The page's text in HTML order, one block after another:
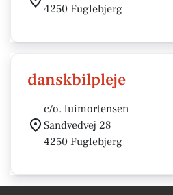
4250 Fuglebjerg
danskbilpleje
c/o. luimortensen
Sandvedvej 28
4250 Fuglebjerg